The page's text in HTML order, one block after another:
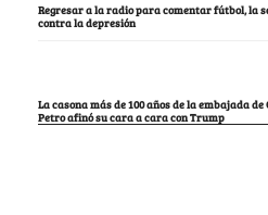
Regresar a la radio para comentar fútbol, la
contra la depresión
La casona más de 100 años de la embajada
Petro afinó su cara a cara con Trump